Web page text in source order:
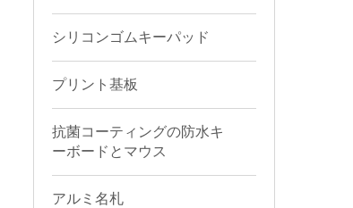
シリコンゴムキーパッド
プリント基板
抗菌コーティングの防水キ
ーボードとマウス
アルミ名札